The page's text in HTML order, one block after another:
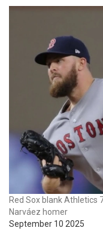
Red Sox blank Athletics
Narváez homer
September 10 2025